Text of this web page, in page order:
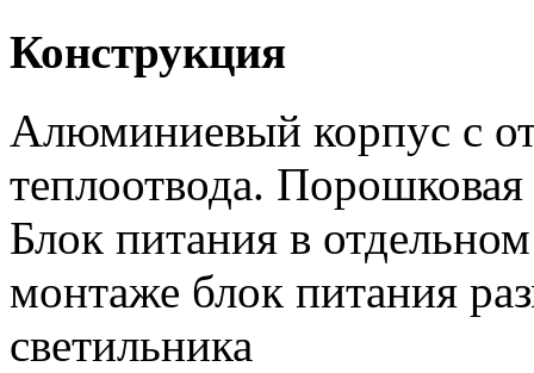
Конструкция
Алюминиевый корпус с
теплоотвода. Порошковая
Блок питания в
монтаже блок питания
светильника